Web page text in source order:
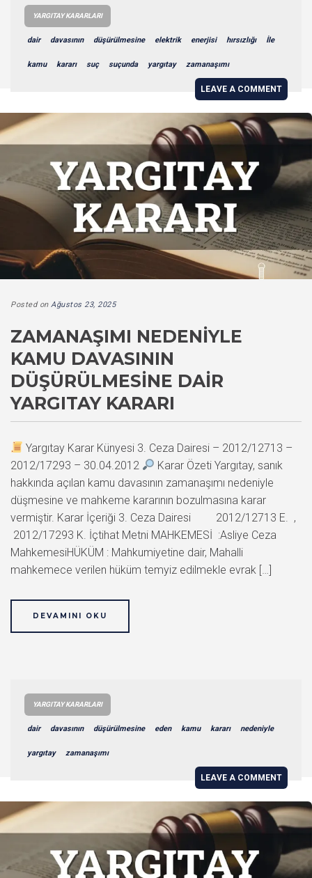
YARGITAY KARARLARI
dair davasının düşürülmesine elektrik enerjisi hırsızlığı İle
kamu kararı suç suçunda yargıtay zamanaşımı
LEAVE A COMMENT
Posted on Ağustos 23, 2025
ZAMANAŞIMI NEDENIYLE
KAMU DAVASININ
DÜŞÜRÜLMESINE DAIR
YARGITAY KARARI
Yargıtay Karar Künyesi 3. Ceza Dairesi – 2012/12713 –
2012/17293 – 30.04.2012
Karar Özeti Yargıtay, sanık
hakkında açılan kamu davasının zamanaşımı nedeniyle
düşmesine ve mahkeme kararının bozulmasına karar
vermiştir. Karar İçeriği 3. Ceza Dairesi 2012/12713 E. ,
2012/17293 K. İçtihat Metni MAHKEMESİ :Asliye Ceza
MahkemesiHÜKÜM : Mahkumiyetine dair, Mahalli
mahkemece verilen hüküm temyiz edilmekle evrak […]
DEVAMINI OKU
YARGITAY KARARLARI
dair davasının düşürülmesine eden kamu kararı nedeniyle
yargıtay zamanaşımı
LEAVE A COMMENT